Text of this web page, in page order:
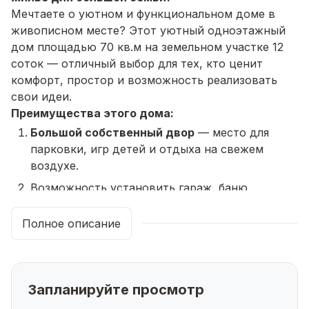
Мечтаете о уютном и функциональном доме в
живописном месте? Этот уютный одноэтажный
дом площадью 70 кв.м на земельном участке 12
соток — отличный выбор для тех, кто ценит
комфорт, простор и возможность реализовать
свои идеи.
Преимущества этого дома:
Большой собственный двор — место для
парковки, игр детей и отдыха на свежем
воздухе.
Возможность установить гараж, баню,
теплицу или создать собственный сад — всё
по вашему желанию.
Коммуникации:вода - колодец,
электричество 380 В, газовое отопление
Качественная отделка:монолитный
Полное описание
Запланируйте просмотр